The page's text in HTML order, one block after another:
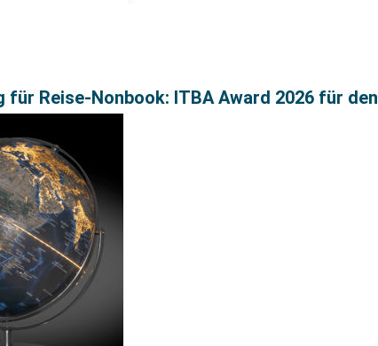
für Reise-Nonbook: ITBA Award 2026 für